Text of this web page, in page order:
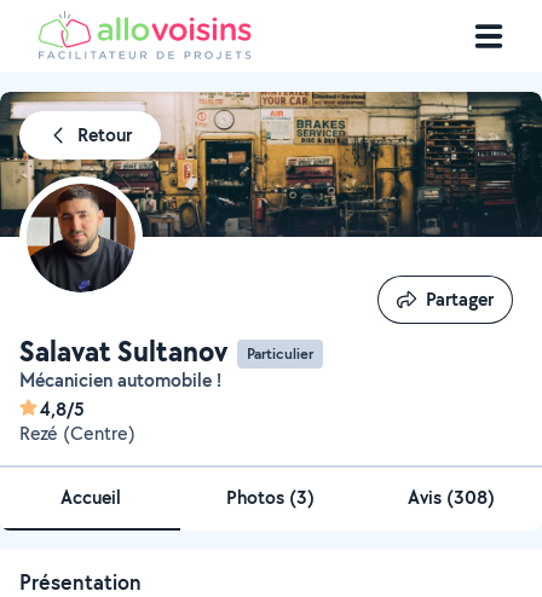
Retour
Salavat Sultanov Particulier
Mécanicien automobile !
4,8/5
Rezé (Centre)
Partager
Partager
Accueil Photos (3) Avis (308)
Présentation